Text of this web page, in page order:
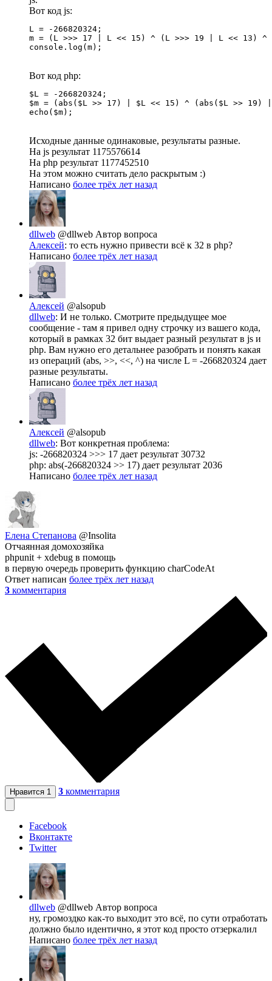
Вот код js:
L = -266820324;
m = (L >>> 17 | L << 15) ^ (L >>> 19 | L << 13) ^
console.log(m);
Вот код php:
$L = -266820324;
$m = (abs($L >> 17) | $L << 15) ^ (abs($L >>
echo($m);
Исходные данные одинаковые, результаты разные.
На js результат 1175576614
На php результат 1177452510
На этом можно считать дело раскрытым :)
Написано более трёх лет назад
dllweb @dllweb Автор вопроса
Алексей: то есть нужно привести всё к 32 в php?
Написано более трёх лет назад
Алексей @alsopub
dllweb: И не только. Смотрите предыдущее мое
сообщение - там я привел одну строчку из вашего кода,
который в рамках 32 бит выдает разный результат в js и
php. Вам нужно его детальнее разобрать и понять какая
из операций (abs, >>, <<, ^) на числе L = -266820324 дает
разные результаты.
Написано более трёх лет назад
Алексей @alsopub
dllweb: Вот конкретная проблема:
js: -266820324 >>> 17 дает результат 30732
php: abs(-266820324 >> 17) дает результат 2036
Написано более трёх лет назад
Елена Степанова @Insolita
Отчаянная домохозяйка
phpunit + xdebug в помощь
в первую очередь проверить функцию charCodeAt
Ответ написан более трёх лет назад
3 комментария
Нравится 1 3 комментария
Facebook
Вконтакте
Twitter
dllweb @dllweb Автор вопроса
ну, громоздко как-то выходит это всё, по сути отработать
должно было идентично, я этот код просто отзеркалил
Написано более трёх лет назад